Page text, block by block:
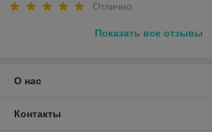
Отлично
Показать все отзывы
О нас
Контакты